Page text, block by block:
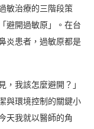
敏治療的三階段策
避開過敏原」。在台
炎患者，過敏原都是
，我該怎麼避開？」
與環境控制的關鍵小
天我就以醫師的角